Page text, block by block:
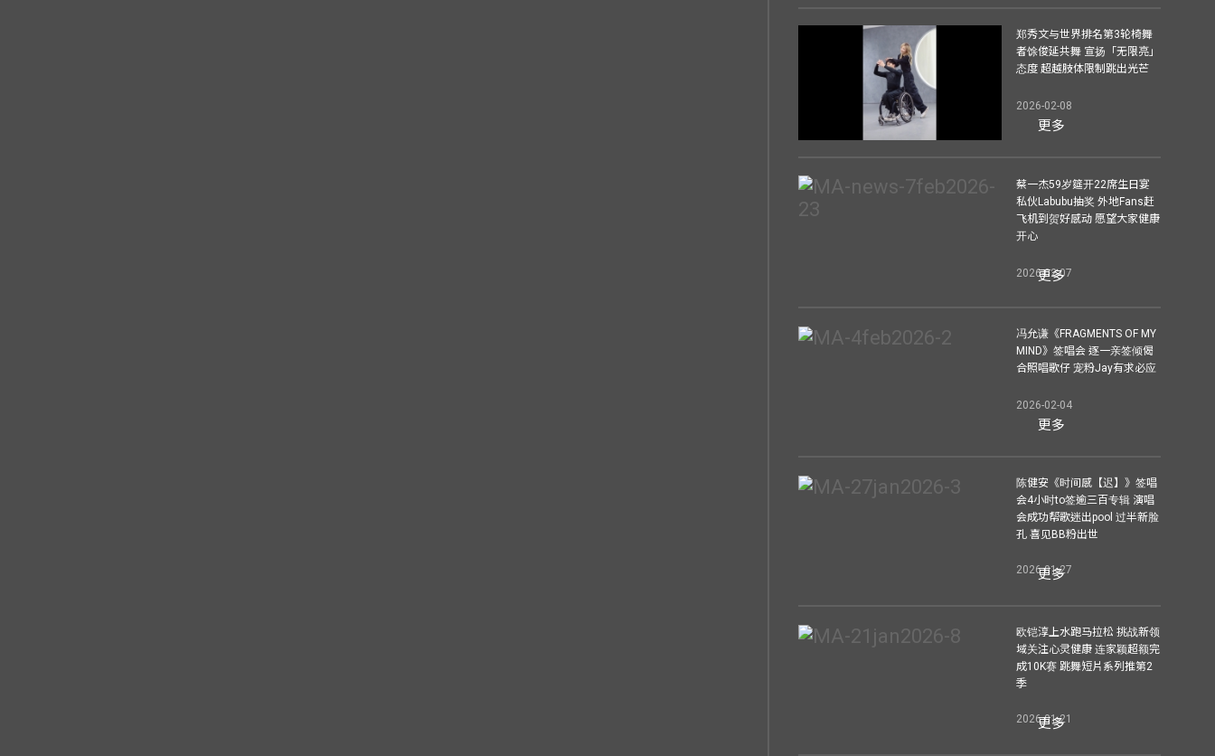
郑秀文与世界排名第3轮椅舞
者馀俊延共舞 宣扬「无限亮」
态度 超越肢体限制跳出光芒
2026-02-08
更多
蔡一杰59岁筵开22席生日宴
私伙Labubu抽奖 外地Fans赶
飞机到贺好感动 愿望大家健康
开心
2026-02-07
更多
冯允谦《FRAGMENTS OF MY
MIND》签唱会 逐一亲签倾偈
合照唱歌仔 宠粉Jay有求必应
2026-02-04
更多
陈健安《时间感【迟】》签唱
会4小时to签逾三百专辑 演唱
会成功帮歌迷出pool 过半新脸
孔 喜见BB粉出世
2026-01-27
更多
欧铠淳上水跑马拉松 挑战新领
域关注心灵健康 连家颖超额完
成10K赛 跳舞短片系列推第2
季
2026-01-21
更多